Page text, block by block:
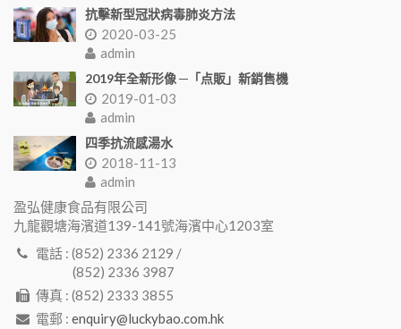
抗擊新型冠狀病毒肺炎方法
2020-03-25
admin
2019年全新形像 ─「点販」新銷售機
2019-01-03
admin
四季抗流感湯水
2018-11-13
admin
盈弘健康食品有限公司
九龍觀塘海濱道139-141號海濱中心1203室
電話 : (852) 2336 2129 /
(852) 2336 3987
傳真 : (852) 2333 3855
電郵 : enquiry@luckybao.com.hk